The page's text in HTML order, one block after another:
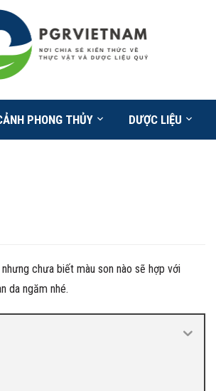
PHONG THỦY DƯỢC LIỆU
chưa biết màu son nào sẽ hợp với
da ngăm nhé.